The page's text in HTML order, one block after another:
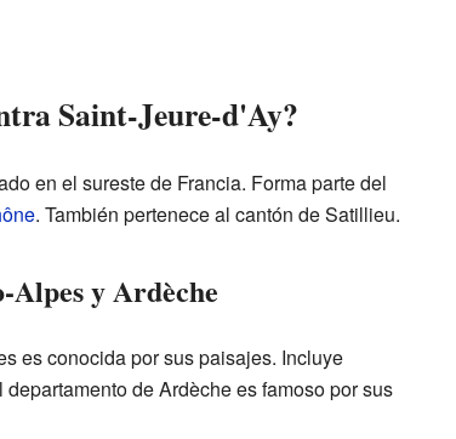
Saint-Jeure-d'Ay?
en el sureste de Francia. Forma parte del
. También pertenece al cantón de Satillieu.
Alpes y Ardèche
es conocida por sus paisajes. Incluye
de Ardèche es famoso por sus